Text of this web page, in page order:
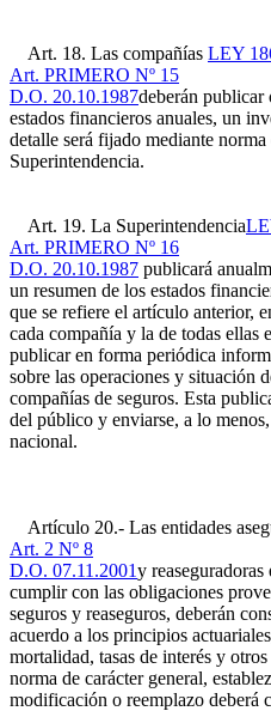
Art. 18. Las compañías LEY
Art. PRIMERO Nº 15
D.O. 20.10.1987deberán publicar
estados financieros anuales, un
detalle será fijado mediante
Superintendencia.
Art. 19. La Superintendencia
Art. PRIMERO Nº 16
D.O. 20.10.1987 publicará
un resumen de los estados
que se refiere el artículo anterior,
cada compañía y la de todas ellas
publicar en forma periódica
sobre las operaciones y situación
compañías de seguros. Esta
del público y enviarse, a lo
nacional.
Artículo 20.- Las entidades
Art. 2 Nº 8
D.O. 07.11.2001y reaseguradoras
cumplir con las obligaciones
seguros y reaseguros, deberán
acuerdo a los principios
mortalidad, tasas de interés y
norma de carácter general,
modificación o reemplazo deberá